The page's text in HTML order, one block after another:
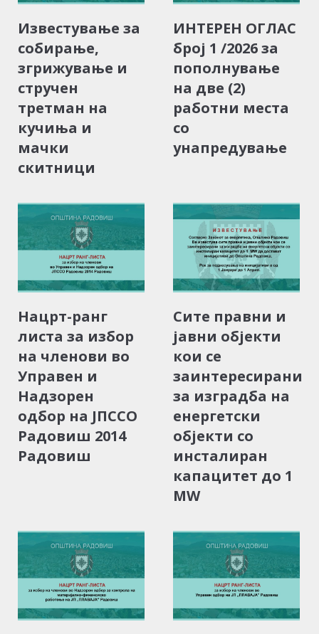
Известување за
собирање,
згрижување и
стручен
третман на
кучиња и
мачки
скитници
ИНТЕРЕН ОГЛАС
број 1 /2026 за
пополнување
на две (2)
работни места
со
унапредување
Нацрт-ранг
листа за избор
на членови во
Управен и
Надзорен
одбор на ЈПССО
Радовиш 2014
Радовиш
Сите правни и
јавни објекти
кои се
заинтересирани
за изградба на
енергетски
објекти со
инсталиран
капацитет до 1
MW